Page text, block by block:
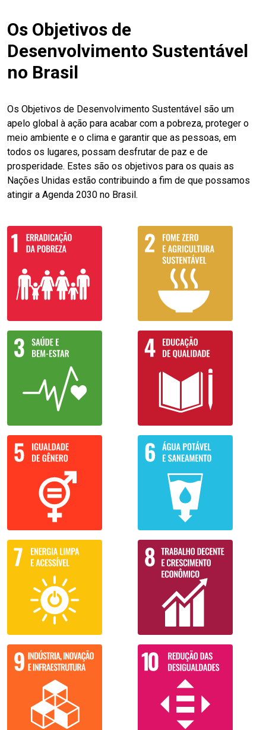
Os Objetivos de
Desenvolvimento Sustentável
no Brasil
Os Objetivos de Desenvolvimento Sustentável são um
apelo global à ação para acabar com a pobreza, proteger o
meio ambiente e o clima e garantir que as pessoas, em
todos os lugares, possam desfrutar de paz e de
prosperidade. Estes são os objetivos para os quais as
Nações Unidas estão contribuindo a fim de que possamos
atingir a Agenda 2030 no Brasil.